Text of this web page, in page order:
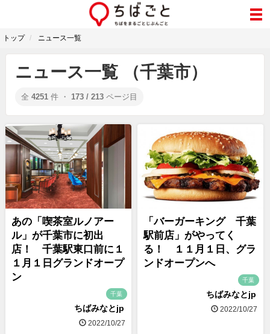
トップ ニュース一覧
ニュース一覧 （千葉市）
全 4251 件 ・ 173 / 213 ページ目
あの「喫茶室ルノアー
ル」が千葉市に初出
店！ 千葉駅東口前に１
１月１日グランドオープ
ン
千葉
ちばみなとjp
2022/10/27
「バーガーキング 千葉
駅前店」がやってく
る！ １１月１日、グラ
ンドオープンへ
千葉
ちばみなとjp
2022/10/27